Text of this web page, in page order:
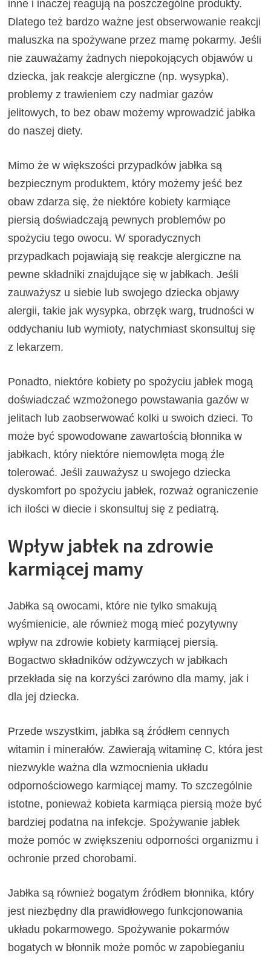
inne i inaczej reagują na poszczególne produkty.
Dlatego też bardzo ważne jest obserwowanie reakcji
maluszka na spożywane przez mamę pokarmy. Jeśli
nie zauważamy żadnych niepokojących objawów u
dziecka, jak reakcje alergiczne (np. wysypka),
problemy z trawieniem czy nadmiar gazów
jelitowych, to bez obaw możemy wprowadzić jabłka
do naszej diety.
Mimo że w większości przypadków jabłka są
bezpiecznym produktem, który możemy jeść bez
obaw zdarza się, że niektóre kobiety karmiące
piersią doświadczają pewnych problemów po
spożyciu tego owocu. W sporadycznych
przypadkach pojawiają się reakcje alergiczne na
pewne składniki znajdujące się w jabłkach. Jeśli
zauważysz u siebie lub swojego dziecka objawy
alergii, takie jak wysypka, obrzęk warg, trudności w
oddychaniu lub wymioty, natychmiast skonsultuj się
z lekarzem.
Ponadto, niektóre kobiety po spożyciu jabłek mogą
doświadczać wzmożonego powstawania gazów w
jelitach lub zaobserwować kolki u swoich dzieci. To
może być spowodowane zawartością błonnika w
jabłkach, który niektóre niemowlęta mogą źle
tolerować. Jeśli zauważysz u swojego dziecka
dyskomfort po spożyciu jabłek, rozważ ograniczenie
ich ilości w diecie i skonsultuj się z pediatrą.
Wpływ jabłek na zdrowie
karmiącej mamy
Jabłka są owocami, które nie tylko smakują
wyśmienicie, ale również mogą mieć pozytywny
wpływ na zdrowie kobiety karmiącej piersią.
Bogactwo składników odżywczych w jabłkach
przekłada się na korzyści zarówno dla mamy, jak i
dla jej dziecka.
Przede wszystkim, jabłka są źródłem cennych
witamin i minerałów. Zawierają witaminę C, która jest
niezwykle ważna dla wzmocnienia układu
odpornościowego karmiącej mamy. To szczególnie
istotne, ponieważ kobieta karmiąca piersią może być
bardziej podatna na infekcje. Spożywanie jabłek
może pomóc w zwiększeniu odporności organizmu i
ochronie przed chorobami.
Jabłka są również bogatym źródłem błonnika, który
jest niezbędny dla prawidłowego funkcjonowania
układu pokarmowego. Spożywanie pokarmów
bogatych w błonnik może pomóc w zapobieganiu